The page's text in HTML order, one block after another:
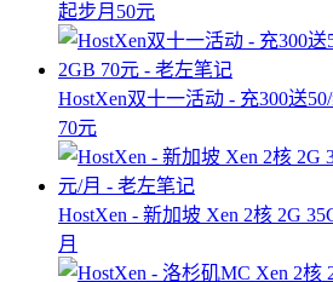
起步月50元
HostXen双十一活动 - 充300送
70元
HostXen - 新加坡 Xen 2核 2G
月